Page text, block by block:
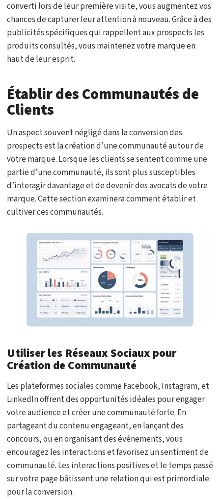
converti lors de leur première visite, vous augmentez vos
chances de capturer leur attention à nouveau. Grâce à des
publicités spécifiques qui rappellent aux prospects les
produits consultés, vous maintenez votre marque en
haut de leur esprit.
Établir des Communautés de
Clients
Un aspect souvent négligé dans la conversion des
prospects est la création d’une communauté autour de
votre marque. Lorsque les clients se sentent comme une
partie d’une communauté, ils sont plus susceptibles
d’interagir davantage et de devenir des avocats de votre
marque. Cette section examinera comment établir et
cultiver ces communautés.
Utiliser les Réseaux Sociaux pour
Création de Communauté
Les plateformes sociales comme Facebook, Instagram, et
LinkedIn offrent des opportunités idéales pour engager
votre audience et créer une communauté forte. En
partageant du contenu engageant, en lançant des
concours, ou en organisant des événements, vous
encouragez les interactions et favorisez un sentiment de
communauté. Les interactions positives et le temps passé
sur votre page bâtissent une relation qui est primordiale
pour la conversion.